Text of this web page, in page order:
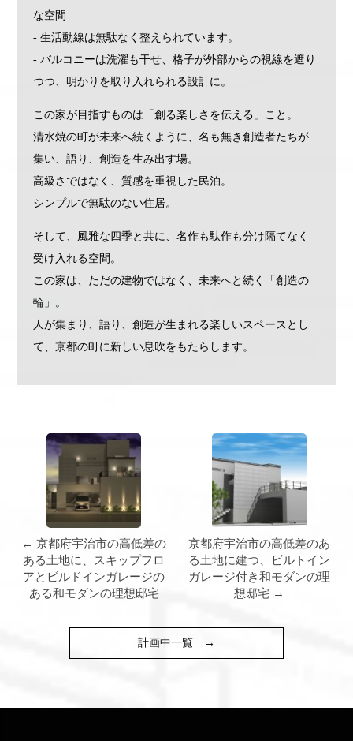
な空間
- 生活動線は無駄なく整えられています。
- バルコニーは洗濯も干せ、格子が外部からの視線を遮り
つつ、明かりを取り入れられる設計に。
この家が目指すものは「創る楽しさを伝える」こと。
清水焼の町が未来へ続くように、名も無き創造者たちが
集い、語り、創造を生み出す場。
高級さではなく、質感を重視した民泊。
シンプルで無駄のない住居。
そして、風雅な四季と共に、名作も駄作も分け隔てなく
受け入れる空間。
この家は、ただの建物ではなく、未来へと続く「創造の
輪」。
人が集まり、語り、創造が生まれる楽しいスペースとし
て、京都の町に新しい息吹をもたらします。
← 京都府宇治市の高低差の
ある土地に、スキップフロ
アとビルドインガレージの
ある和モダンの理想邸宅
京都府宇治市の高低差のあ
る土地に建つ、ビルトイン
ガレージ付き和モダンの理
想邸宅 →
計画中一覧 →